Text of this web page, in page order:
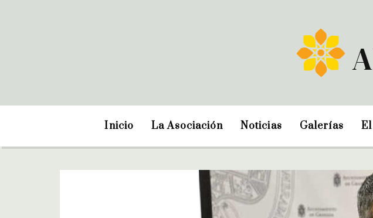
Inicio La Asociación Noticias Galerías